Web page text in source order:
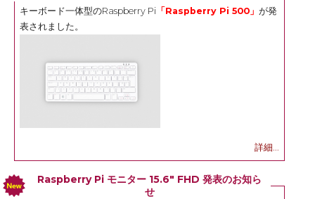
キーボード一体型のRaspberry Pi 「Raspberry Pi 500」 が発
表されました。
詳細...
Raspberry Pi モニター 15.6" FHD 発表のお知ら
せ